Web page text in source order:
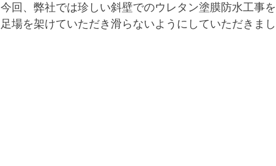
今回、弊社では珍しい斜壁でのウレタン塗膜防水工事を
足場を架けていただき滑らないようにしていただきまし